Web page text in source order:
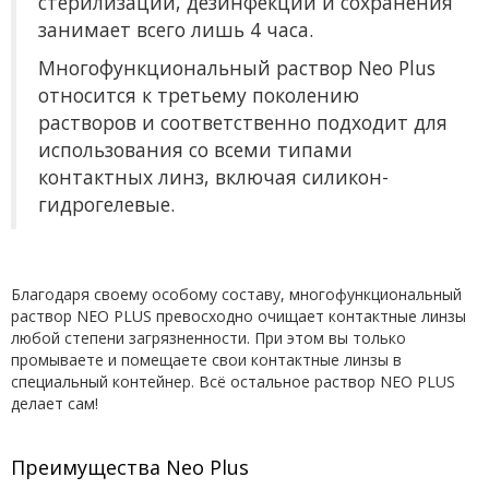
занимает всего лишь 4 часа.
Многофункциональный раствор Neo Plus
относится к третьему поколению
растворов и соответственно подходит для
использования со всеми типами
контактных линз, включая силикон-
гидрогелевые.
Благодаря своему особому составу, многофункциональный
раствор NEO PLUS превосходно очищает контактные линзы
любой степени загрязненности. При этом вы только
промываете и помещаете свои контактные линзы в
специальный контейнер. Всё остальное раствор NEO PLUS
делает сам!
Преимущества Neo Plus